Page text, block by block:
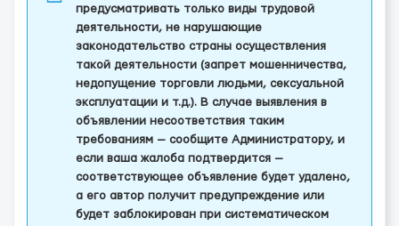
предусматривать только виды трудовой
деятельности, не нарушающие
законодательство страны осуществления
такой деятельности (запрет мошенничества,
недопущение торговли людьми, сексуальной
эксплуатации и т.д.). В случае выявления в
объявлении несоответствия таким
требованиям — сообщите Администратору, и
если ваша жалоба подтвердится —
соответствующее объявление будет удалено,
а его автор получит предупреждение или
будет заблокирован при систематическом